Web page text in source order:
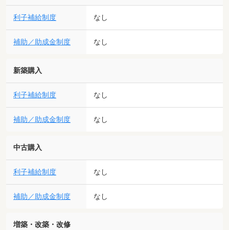
利子補給制度 なし
補助／助成金制度 なし
新築購入
利子補給制度 なし
補助／助成金制度 なし
中古購入
利子補給制度 なし
補助／助成金制度 なし
増築・改築・改修